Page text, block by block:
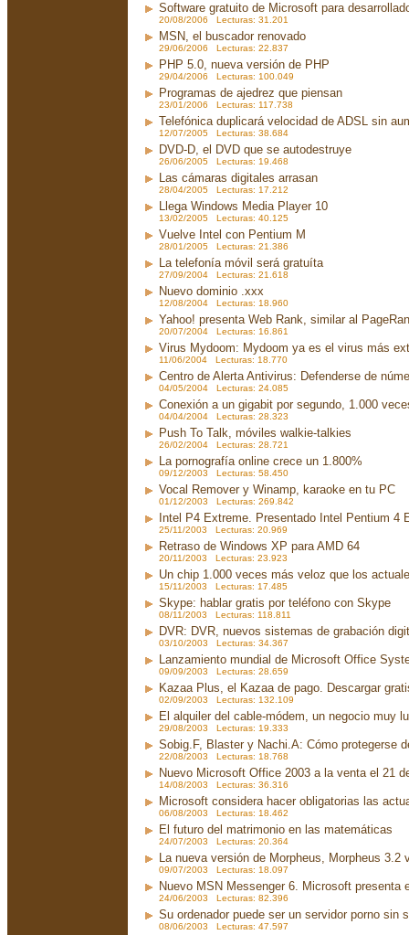
Software gratuito de Microsoft para
20/08/2006 Lecturas: 31.201
MSN, el buscador renovado
29/06/2006 Lecturas: 22.837
PHP 5.0, nueva versión de PHP
29/04/2006 Lecturas: 100.049
Programas de ajedrez que piensan
23/01/2006 Lecturas: 117.738
Telefónica duplicará velocidad de ADSL sin
12/07/2005 Lecturas: 38.684
DVD-D, el DVD que se autodestruye
26/06/2005 Lecturas: 19.468
Las cámaras digitales arrasan
28/04/2005 Lecturas: 17.212
Llega Windows Media Player 10
13/02/2005 Lecturas: 40.125
Vuelve Intel con Pentium M
28/01/2005 Lecturas: 21.386
La telefonía móvil será gratuíta
27/09/2004 Lecturas: 21.618
Nuevo dominio .xxx
12/08/2004 Lecturas: 18.960
Yahoo! presenta Web Rank, similar al
20/07/2004 Lecturas: 16.861
Virus Mydoom: Mydoom ya es el virus más
11/06/2004 Lecturas: 18.770
Centro de Alerta Antivirus: Defenderse de
04/05/2004 Lecturas: 24.085
Conexión a un gigabit por segundo, 1.000
04/04/2004 Lecturas: 28.323
Push To Talk, móviles walkie-talkies
26/02/2004 Lecturas: 28.721
La pornografía online crece un 1.800%
09/12/2003 Lecturas: 58.450
Vocal Remover y Winamp, karaoke en tu PC
01/12/2003 Lecturas: 269.842
Intel P4 Extreme. Presentado Intel Pentium 4
25/11/2003 Lecturas: 20.969
Retraso de Windows XP para AMD 64
20/11/2003 Lecturas: 23.923
Un chip 1.000 veces más veloz que los
15/11/2003 Lecturas: 17.485
Skype: hablar gratis por teléfono con Skype
08/11/2003 Lecturas: 118.811
DVR: DVR, nuevos sistemas de grabación
03/10/2003 Lecturas: 34.367
Lanzamiento mundial de Microsoft Office
09/09/2003 Lecturas: 28.659
Kazaa Plus, el Kazaa de pago. Descargar
02/09/2003 Lecturas: 132.109
El alquiler del cable-módem, un negocio muy
29/08/2003 Lecturas: 19.333
Sobig.F, Blaster y Nachi.A: Cómo protegerse
22/08/2003 Lecturas: 18.768
Nuevo Microsoft Office 2003 a la venta el 21
14/08/2003 Lecturas: 36.316
Microsoft considera hacer obligatorias las
06/08/2003 Lecturas: 18.462
El futuro del matrimonio en las matemáticas
24/07/2003 Lecturas: 20.364
La nueva versión de Morpheus, Morpheus 3.2
09/07/2003 Lecturas: 18.097
Nuevo MSN Messenger 6. Microsoft presenta
24/06/2003 Lecturas: 82.396
Su ordenador puede ser un servidor porno sin
08/06/2003 Lecturas: 47.597